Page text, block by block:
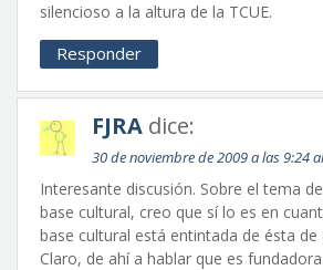
silencioso a la altura de la TCUE.
Responder
FJRA dice:
30 de noviembre de 2009 a las 9:24
Interesante discusión. Sobre el tema
base cultural, creo que sí lo es en
base cultural está entintada de ésta de
Claro, de ahí a hablar que es